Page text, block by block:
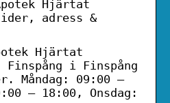
Hjärtat
adress &
Hjärtat
Finspång i Finspång
Måndag: 09:00 –
– 18:00, Onsdag: